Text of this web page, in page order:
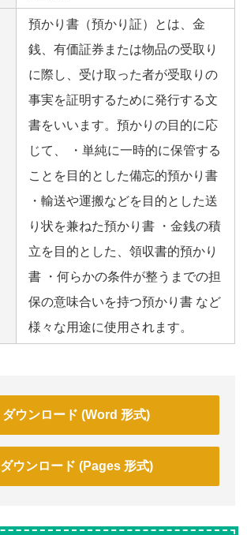
預かり書（預かり証）とは、金
銭、有価証券または物品の受取り
に際し、受け取った者が受取りの
事実を証明するために発行する文
書をいいます。預かりの目的に応
じて、 ・単純に一時的に保管する
ことを目的とした備忘的預かり書
・輸送や運搬などを目的とした送
り状を兼ねた預かり書 ・金銭の積
立を目的とした、領収書的預かり
書 ・何らかの条件が整うまでの担
保の意味合いを持つ預かり書 など
様々な用途に使用されます。
ダウンロード (Word 形式)
ダウンロード (Pages 形式)